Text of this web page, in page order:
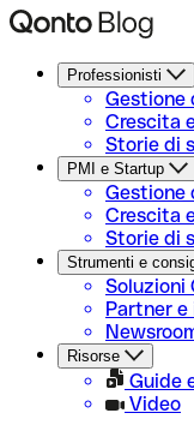
Professionisti
Gestione
Crescita
Storie di
PMI e Startup
Gestione
Crescita
Storie di
Strumenti e
Soluzioni
Partner
Risorse
Guide
Video